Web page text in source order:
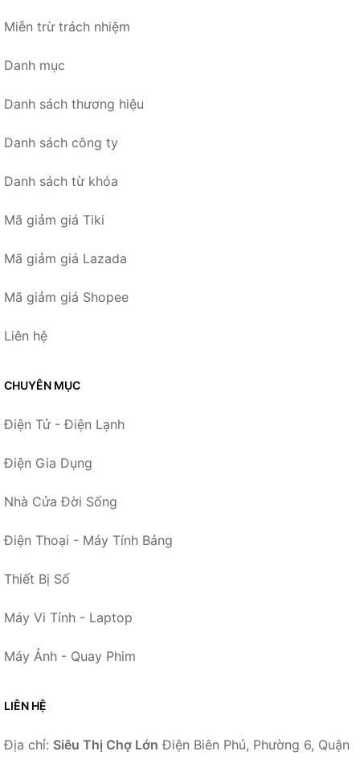
Miễn trừ trách nhiệm
Danh mục
Danh sách thương hiệu
Danh sách công ty
Danh sách từ khóa
Mã giảm giá Tiki
Mã giảm giá Lazada
Mã giảm giá Shopee
Liên hệ
CHUYÊN MỤC
Điện Tử - Điện Lạnh
Điện Gia Dụng
Nhà Cửa Đời Sống
Điện Thoại - Máy Tính Bảng
Thiết Bị Số
Máy Vi Tính - Laptop
Máy Ảnh - Quay Phim
LIÊN HỆ
Địa chỉ: Siêu Thị Chợ Lớn Điện Biên Phủ, Phường 6, Quận